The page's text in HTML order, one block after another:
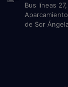
Bus líneas
de Sor